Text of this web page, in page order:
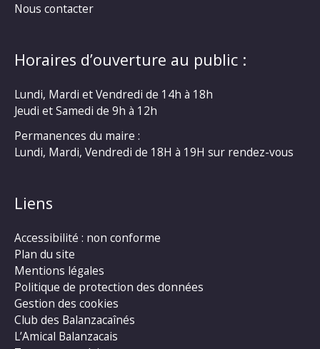
Nous contacter
Horaires d’ouverture au public :
Lundi, Mardi et Vendredi de 14h à 18h
Jeudi et Samedi de 9h à 12h
Permanences du maire :
Lundi, Mardi, Vendredi de 18H à 19H sur rendez-vous
Liens
Accessibilité : non conforme
Plan du site
Mentions légales
Politique de protection des données
Gestion des cookies
Club des Balanzacaînés
L’Amical Balanzacais